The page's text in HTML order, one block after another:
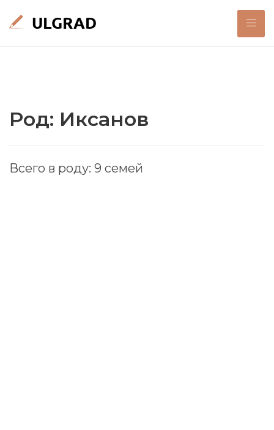
Род: Иксанов
Всего в роду: 9 семей